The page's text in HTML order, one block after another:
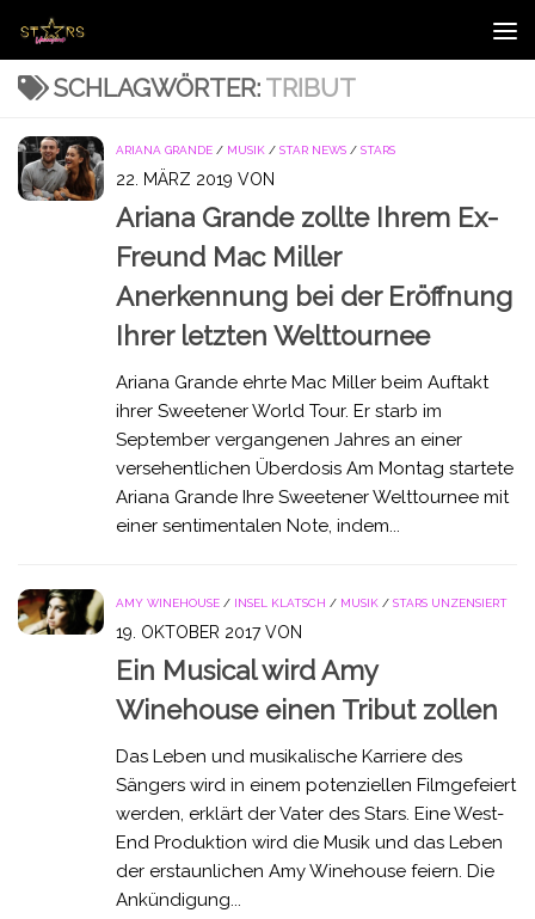
Zum Inhalt springen
SCHLAGWÖRTER: TRIBUT
ARIANA GRANDE / MUSIK / STAR NEWS / STARS
22. MÄRZ 2019 VON
Ariana Grande zollte Ihrem Ex-
Freund Mac Miller
Anerkennung bei der Eröffnung
Ihrer letzten Welttournee
Ariana Grande ehrte Mac Miller beim Auftakt
ihrer Sweetener World Tour. Er starb im
September vergangenen Jahres an einer
versehentlichen Überdosis Am Montag startete
Ariana Grande Ihre Sweetener Welttournee mit
einer sentimentalen Note, indem...
AMY WINEHOUSE / INSEL KLATSCH / MUSIK / STARS UNZENSIERT
19. OKTOBER 2017VON
Ein Musical wird Amy
Winehouse einen Tribut zollen
Das Leben und musikalische Karriere des
Sängers wird in einem potenziellen Filmgefeiert
werden, erklärt der Vater des Stars. Eine West-
End Produktion wird die Musik und das Leben
der erstaunlichen Amy Winehouse feiern. Die
Ankündigung...